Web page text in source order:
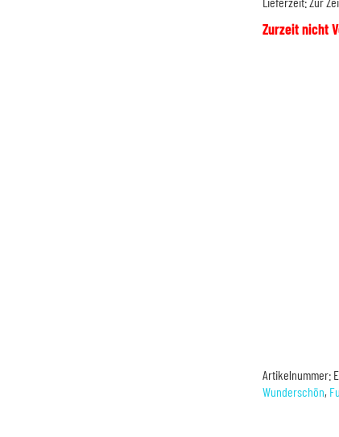
Zurzeit nicht
Artikelnummer:
Wunderschön,